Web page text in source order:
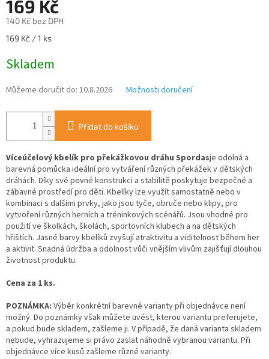
169 Kč
140 Kč bez DPH
Měrná
169 Kč / 1 ks
Skladem
Můžeme doručit do: 10.8.2026 Možnosti doručení
Přidat do košíku
Víceúčelový kbelík pro překážkovou dráhu Spordasje odolná a
barevná pomůcka ideální pro vytváření různých překážek v dětských
dráhách. Díky své pevné konstrukci a stabilitě poskytuje bezpečné a
zábavné prostředí pro děti. Kbelíky lze využít samostatně nebo v
kombinaci s dalšími prvky, jako jsou tyče, obruče nebo klipy, pro
vytvoření různých herních a tréninkových scénářů. Jsou vhodné pro
použití ve školkách, školách, sportovních klubech a na dětských
hřištích. Jasné barvy kbelíků zvyšují atraktivitu a viditelnost během her
a aktivit. Snadná údržba a odolnost vůči vnějším vlivům zajišťují dlouhou
životnost produktu.
Cena za 1 ks.
POZNÁMKA: Výběr konkrétní barevné varianty při objednávce není
možný. Do poznámky však můžete uvést, kterou variantu preferujete,
a pokud bude skladem, zašleme ji. V případě, že daná varianta skladem
nebude, vyhrazujeme si právo zaslat náhodně vybranou variantu. Při
objednávce více kusů zašleme různé varianty.